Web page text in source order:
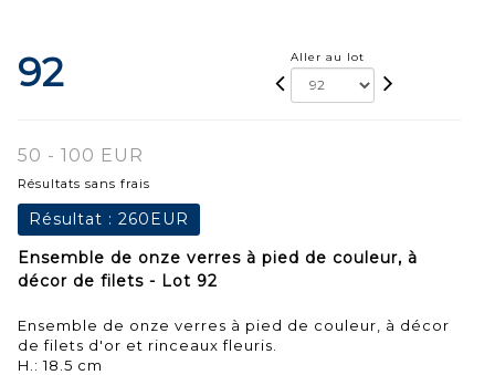
92 Aller au lot
50 - 100 EUR
Résultats sans frais
Résultat : 260EUR
Ensemble de onze verres à pied de couleur, à
décor de filets - Lot 92
Ensemble de onze verres à pied de couleur, à décor
de filets d'or et rinceaux fleuris.
H.: 18.5 cm